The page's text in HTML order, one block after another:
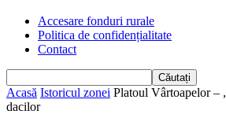
Accesare fonduri rurale
Politica de confidențialitate
Contact
Acasă Istoricul zonei Platoul Vârtoapelor –
dacilor